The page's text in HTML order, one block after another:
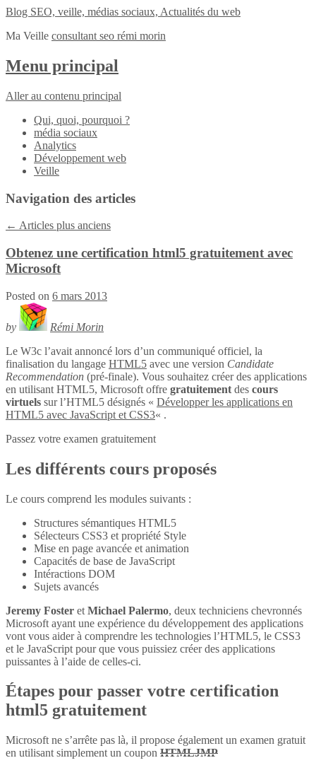
Blog SEO, veille, médias sociaux, Actualités du web
Ma Veille consultant seo rémi morin
Menu principal
Aller au contenu principal
Qui, quoi, pourquoi ?
média sociaux
Analytics
Développement web
Veille
Navigation des articles
← Articles plus anciens
Obtenez une certification html5 gratuitement avec
Microsoft
Posted on 6 mars 2013
by
Rémi Morin
Le W3c l’avait annoncé lors d’un communiqué officiel, la
finalisation du langage HTML5 avec une version Candidate
Recommendation (pré-finale). Vous souhaitez créer des applications
en utilisant HTML5, Microsoft offre gratuitement des cours
virtuels sur l’HTML5 désignés « Développer les applications en
HTML5 avec JavaScript et CSS3« .
Passez votre examen gratuitement
Les différents cours proposés
Le cours comprend les modules suivants :
Structures sémantiques HTML5
Sélecteurs CSS3 et propriété Style
Mise en page avancée et animation
Capacités de base de JavaScript
Intéractions DOM
Sujets avancés
Jeremy Foster et Michael Palermo, deux techniciens chevronnés
Microsoft ayant une expérience du développement des applications
vont vous aider à comprendre les technologies l’HTML5, le CSS3
et le JavaScript pour que vous puissiez créer des applications
puissantes à l’aide de celles-ci.
Étapes pour passer votre certification
html5 gratuitement
Microsoft ne s’arrête pas là, il propose également un examen gratuit
en utilisant simplement un coupon HTMLJMP